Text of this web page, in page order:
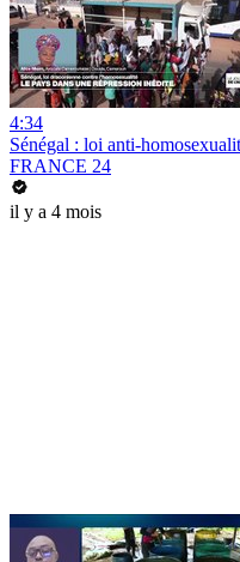
4:34
Sénégal : loi anti-
FRANCE 24
il y a 4 mois